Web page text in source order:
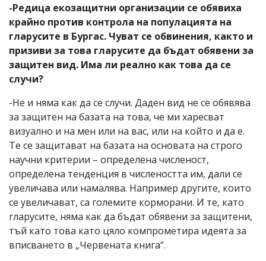
-Редица екозащитни организации се обявиха
крайно против контрола на популацията на
гларусите в Бургас. Чуват се обвинения, както и
призиви за това гларусите да бъдат обявени за
защитен вид. Има ли реално как това да се
случи?
-Не и няма как да се случи. Даден вид не се обявява
за защитен на базата на това, че ми харесват
визуално и на мен или на вас, или на който и да е.
Те се защитават на базата на основата на строго
научни критерии – определена численост,
определена тенденция в числеността им, дали се
увеличава или намалява. Например другите, които
се увеличават, са големите корморани. И те, като
гларусите, няма как да бъдат обявени за защитени,
тъй като това като цяло компрометира идеята за
вписването в „Червената книга“.